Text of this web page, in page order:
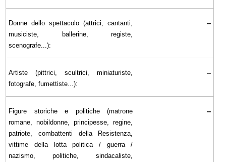
Donne dello spettacolo (attrici, cantanti,
musiciste, ballerine, registe,
scenografe...):
--
Artiste (pittrici, scultrici, miniaturiste,
fotografe, fumettiste...):
--
Figure storiche e politiche (matrone
romane, nobildonne, principesse, regine,
patriote, combattenti della Resistenza,
vittime della lotta politica / guerra /
nazismo, politiche, sindacaliste,
--